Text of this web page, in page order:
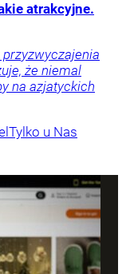
atrakcyjne.
przyzwyczajenia
że niemal
na azjatyckich
Tylko u Nas